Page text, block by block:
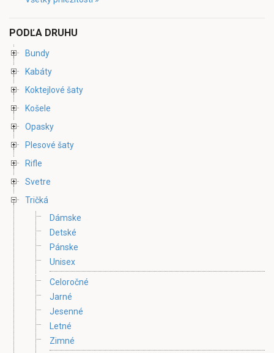
PODĽA DRUHU
Bundy
Kabáty
Koktejlové šaty
Košele
Opasky
Plesové šaty
Rifle
Svetre
Tričká
Dámske
Detské
Pánske
Unisex
Celoročné
Jarné
Jesenné
Letné
Zimné